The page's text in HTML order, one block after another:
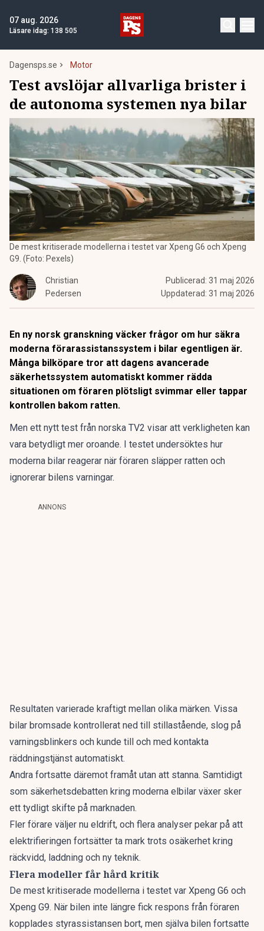
07 aug. 2026
Läsare idag: 138 505
Dagensps.se Motor
Test avslöjar allvarliga brister i
de autonoma systemen nya bilar
De mest kritiserade modellerna i testet var Xpeng G6 och Xpeng
G9. (Foto: Pexels)
Christian
Pedersen
Publicerad: 31 maj 2026
Uppdaterad: 31 maj 2026
En ny norsk granskning väcker frågor om hur säkra
moderna förarassistanssystem i bilar egentligen är.
Många bilköpare tror att dagens avancerade
säkerhetssystem automatiskt kommer rädda
situationen om föraren plötsligt svimmar eller tappar
kontrollen bakom ratten.
Men ett nytt test från norska TV2 visar att verkligheten kan
vara betydligt mer oroande. I testet undersöktes hur
moderna bilar reagerar när föraren släpper ratten och
ignorerar bilens varningar.
ANNONS
Resultaten varierade kraftigt mellan olika märken. Vissa
bilar bromsade kontrollerat ned till stillastående, slog på
varningsblinkers och kunde till och med kontakta
räddningstjänst automatiskt.
Andra fortsatte däremot framåt utan att stanna. Samtidigt
som säkerhetsdebatten kring moderna elbilar växer sker
ett tydligt skifte på marknaden.
Fler förare väljer nu eldrift, och flera analyser pekar på att
elektrifieringen fortsätter ta mark trots osäkerhet kring
räckvidd, laddning och ny teknik.
Flera modeller får hård kritik
De mest kritiserade modellerna i testet var Xpeng G6 och
Xpeng G9. När bilen inte längre fick respons från föraren
kopplades styrassistansen bort, men själva bilen fortsatte